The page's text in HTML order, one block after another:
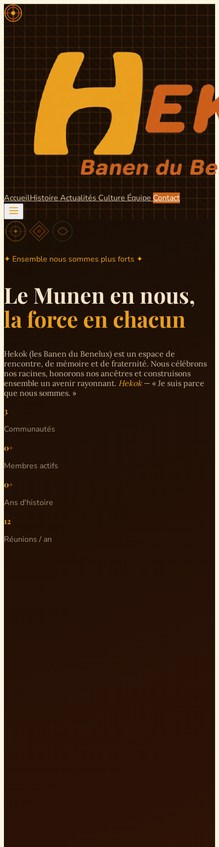
AccueilHistoire ActualitésCulture Équipe Contact
✦ Ensemble nous sommes plus forts ✦
Le Munen en nous,
la force en chacun
Hekok (les Banen du Benelux) est un espace de
rencontre, de mémoire et de fraternité. Nous célébrons
nos racines, honorons nos ancêtres et construisons
ensemble un avenir rayonnant. Hekok— « Je suis parce
que nous sommes. »
3
Communautés
0+
Membres actifs
0+
Ans d'histoire
12
Réunions / an